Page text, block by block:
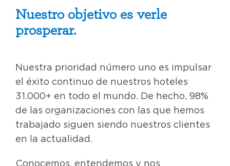
Nuestro objetivo es verle
prosperar.
Nuestra prioridad número uno es impulsar
el éxito continuo de nuestros hoteles
31.000+ en todo el mundo. De hecho, 98%
de las organizaciones con las que hemos
trabajado siguen siendo nuestros clientes
en la actualidad.
Conocemos, entendemos y nos